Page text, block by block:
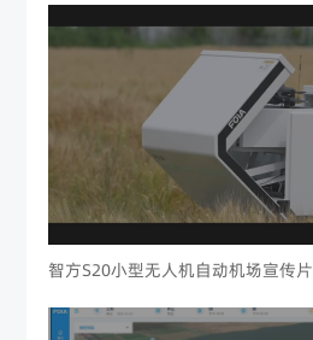
智方S20小型无人机自动机场宣传片